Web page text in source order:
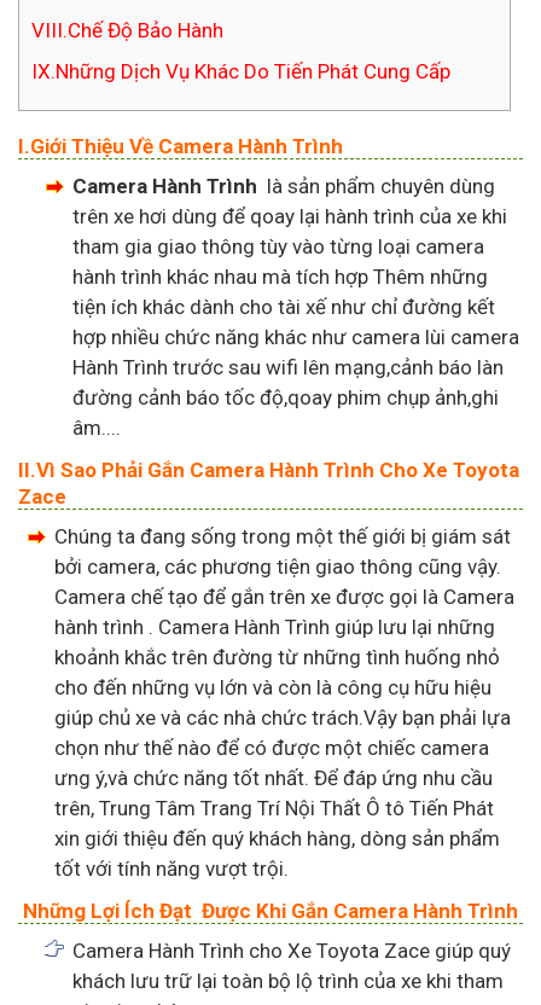
VIII.Chế Độ Bảo Hành
IX.Những Dịch Vụ Khác Do Tiến Phát Cung Cấp
I.Giới Thiệu Về Camera Hành Trình
Camera Hành Trình là sản phẩm chuyên dùng
trên xe hơi dùng để qoay lại hành trình của xe khi
tham gia giao thông tùy vào từng loại camera
hành trình khác nhau mà tích hợp Thêm những
tiện ích khác dành cho tài xế như chỉ đường kết
hợp nhiều chức năng khác như camera lùi camera
Hành Trình trước sau wifi lên mạng,cảnh báo làn
đường cảnh báo tốc độ,qoay phim chụp ảnh,ghi
âm....
II.Vì Sao Phải Gắn Camera Hành Trình Cho Xe Toyota
Zace
Chúng ta đang sống trong một thế giới bị giám sát
bởi camera, các phương tiện giao thông cũng vậy.
Camera chế tạo để gắn trên xe được gọi là Camera
hành trình . Camera Hành Trình giúp lưu lại những
khoảnh khắc trên đường từ những tình huống nhỏ
cho đến những vụ lớn và còn là công cụ hữu hiệu
giúp chủ xe và các nhà chức trách.Vậy bạn phải lựa
chọn như thế nào để có được một chiếc camera
ưng ý,và chức năng tốt nhất. Để đáp ứng nhu cầu
trên, Trung Tâm Trang Trí Nội Thất Ô tô Tiến Phát
xin giới thiệu đến quý khách hàng, dòng sản phẩm
tốt với tính năng vượt trội.
Những Lợi Ích Đạt Được Khi Gắn Camera Hành Trình
Camera Hành Trình cho Xe Toyota Zace giúp quý
khách lưu trữ lại toàn bộ lộ trình của xe khi tham